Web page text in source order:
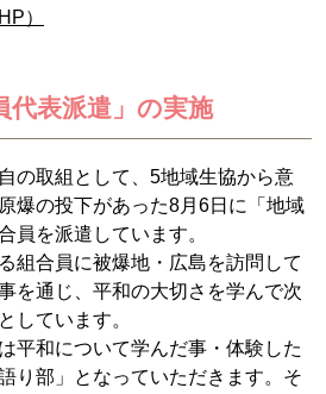
）
代表派遣」の実施
の取組として、5地域生協から意
爆の投下があった8月6日に「地域
員を派遣しています。
組合員に被爆地・広島を訪問して
を通じ、平和の大切さを学んで次
しています。
平和について学んだ事・体験した
り部」となっていただきます。そ